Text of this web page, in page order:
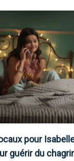
pour
guérir du